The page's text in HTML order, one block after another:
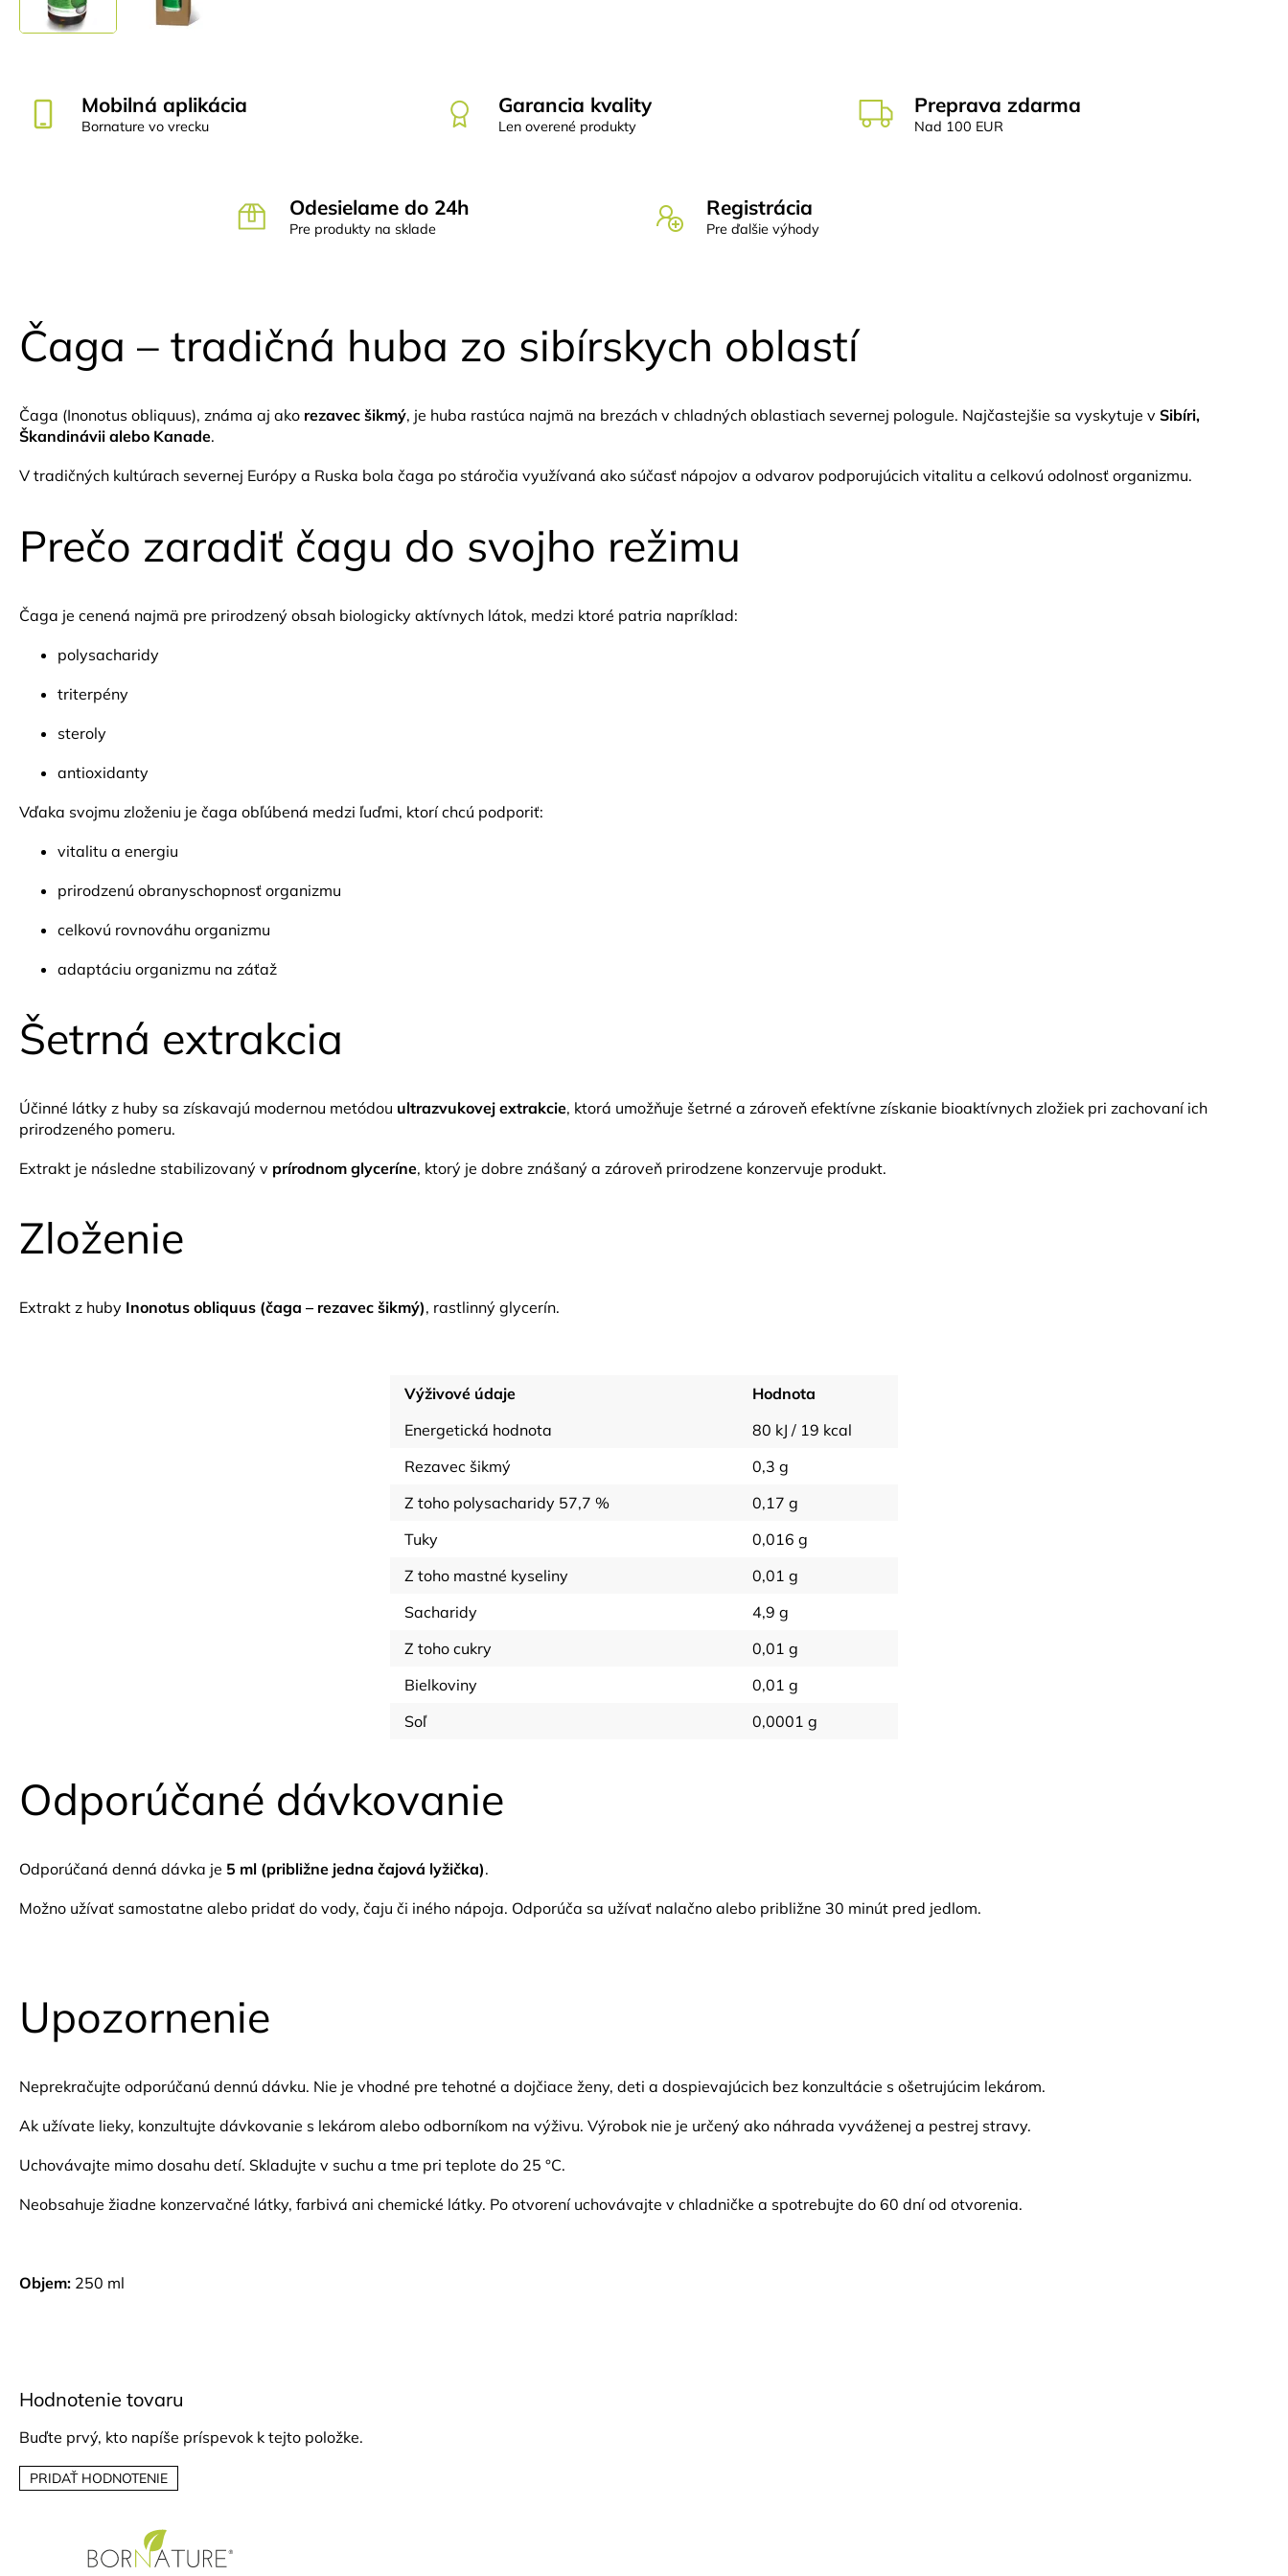
Mobilná aplikácia
Bornature vo vrecku
Garancia kvality
Len overené produkty
Preprava zdarma
Nad 100 EUR
Odesielame do 24h
Pre produkty na sklade
Registrácia
Pre ďalšie výhody
Čaga – tradičná huba zo sibírskych oblastí
Čaga (Inonotus obliquus), známa aj ako rezavec šikmý, je huba rastúca najmä na brezách v chladných oblastiach severnej pologule. Najčastejšie sa vyskytuje v Sibíri,
Škandinávii alebo Kanade.
V tradičných kultúrach severnej Európy a Ruska bola čaga po stáročia využívaná ako súčasť nápojov a odvarov podporujúcich vitalitu a celkovú odolnosť organizmu.
Prečo zaradiť čagu do svojho režimu
Čaga je cenená najmä pre prirodzený obsah biologicky aktívnych látok, medzi ktoré patria napríklad:
polysacharidy
triterpény
steroly
antioxidanty
Vďaka svojmu zloženiu je čaga obľúbená medzi ľuďmi, ktorí chcú podporiť:
vitalitu a energiu
prirodzenú obranyschopnosť organizmu
celkovú rovnováhu organizmu
adaptáciu organizmu na záťaž
Šetrná extrakcia
Účinné látky z huby sa získavajú modernou metódou ultrazvukovej extrakcie, ktorá umožňuje šetrné a zároveň efektívne získanie bioaktívnych zložiek pri zachovaní ich
prirodzeného pomeru.
Extrakt je následne stabilizovaný v prírodnom glyceríne, ktorý je dobre znášaný a zároveň prirodzene konzervuje produkt.
Zloženie
Extrakt z huby Inonotus obliquus (čaga – rezavec šikmý), rastlinný glycerín.
Výživové údaje
Hodnota
Energetická hodnota
80 kJ / 19 kcal
Rezavec šikmý
0,3 g
Z toho polysacharidy 57,7 %
0,17 g
Tuky
0,016 g
Z toho mastné kyseliny
0,01 g
Sacharidy
4,9 g
Z toho cukry
0,01 g
Bielkoviny
0,01 g
Soľ
0,0001 g
Odporúčané dávkovanie
Odporúčaná denná dávka je 5 ml (približne jedna čajová lyžička).
Možno užívať samostatne alebo pridať do vody, čaju či iného nápoja. Odporúča sa užívať nalačno alebo približne 30 minút pred jedlom.
Upozornenie
Neprekračujte odporúčanú dennú dávku. Nie je vhodné pre tehotné a dojčiace ženy, deti a dospievajúcich bez konzultácie s ošetrujúcim lekárom.
Ak užívate lieky, konzultujte dávkovanie s lekárom alebo odborníkom na výživu. Výrobok nie je určený ako náhrada vyváženej a pestrej stravy.
Uchovávajte mimo dosahu detí. Skladujte v suchu a tme pri teplote do 25 °C.
Neobsahuje žiadne konzervačné látky, farbivá ani chemické látky. Po otvorení uchovávajte v chladničke a spotrebujte do 60 dní od otvorenia.
Objem: 250 ml
Hodnotenie tovaru
Buďte prvý, kto napíše príspevok k tejto položke.
PRIDAŤ HODNOTENIE